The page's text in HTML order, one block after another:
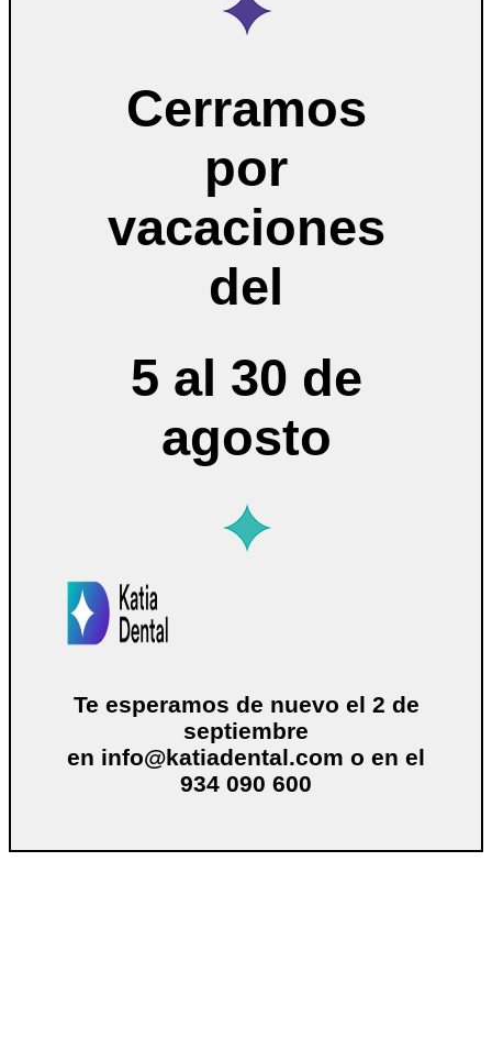
Cerramos
por
vacaciones
del
5 al 30 de
agosto
Te esperamos de nuevo el 2 de
septiembre
en info@katiadental.com o en el
934 090 600